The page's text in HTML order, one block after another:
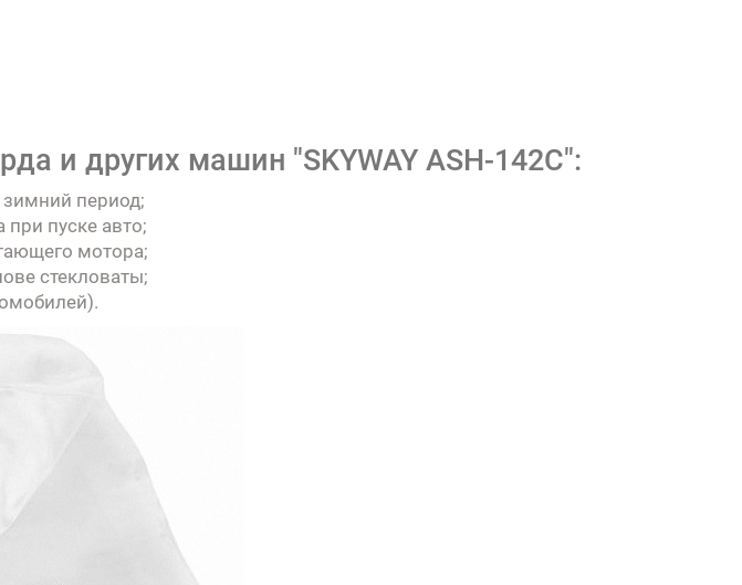
и других машин "SKYWAY ASH-142C":
зимний период;
пуске авто;
мотора;
стекловаты;